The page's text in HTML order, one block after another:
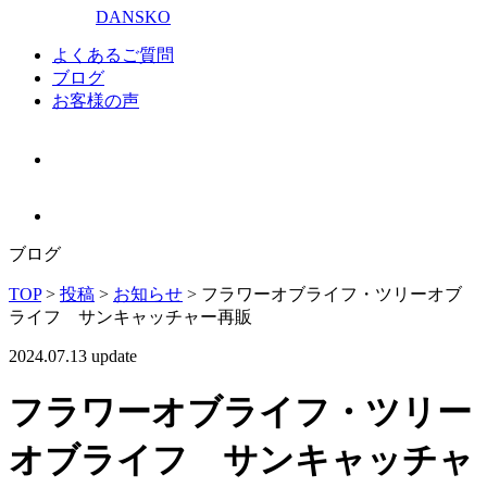
DANSKO
よくあるご質問
ブログ
お客様の声
ブログ
TOP> 投稿 > お知らせ > フラワーオブライフ・ツリーオブ
ライフ サンキャッチャー再販
2024.07.13 update
フラワーオブライフ・ツリー
オブライフ サンキャッチャ